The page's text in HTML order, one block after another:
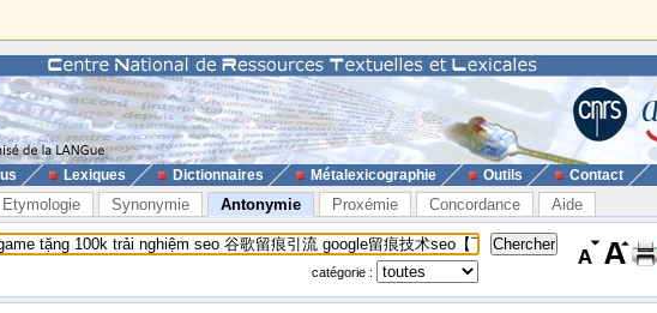
Lexiques Dictionnaires Métalexicographie Outils Contact
Etymologie Synonymie Antonymie Proxémie Concordance Aide
catégorie :